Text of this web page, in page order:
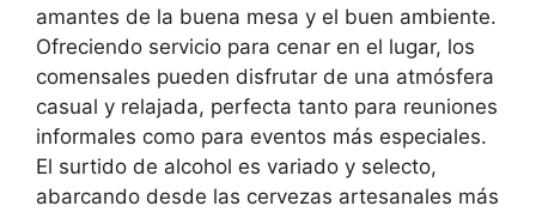
amantes de la buena mesa y el buen ambiente.
Ofreciendo servicio para cenar en el lugar, los
comensales pueden disfrutar de una atmósfera
casual y relajada, perfecta tanto para reuniones
informales como para eventos más especiales.
El surtido de alcohol es variado y selecto,
abarcando desde las cervezas artesanales más